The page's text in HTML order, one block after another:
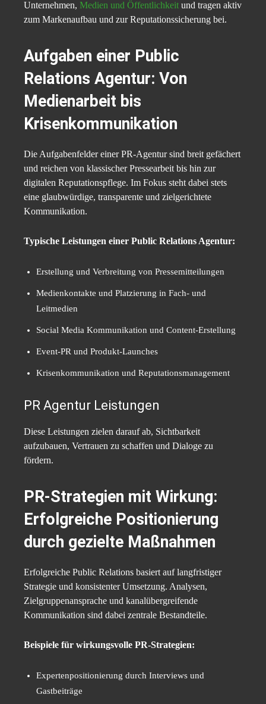
Unternehmen, Medien und Öffentlichkeit und tragen aktiv
zum Markenaufbau und zur Reputationssicherung bei.
Aufgaben einer Public
Relations Agentur: Von
Medienarbeit bis
Krisenkommunikation
Die Aufgabenfelder einer PR-Agentur sind breit gefächert
und reichen von klassischer Pressearbeit bis hin zur
digitalen Reputationspflege. Im Fokus steht dabei stets
eine glaubwürdige, transparente und zielgerichtete
Kommunikation.
Typische Leistungen einer Public Relations Agentur:
Erstellung und Verbreitung von Pressemitteilungen
Medienkontakte und Platzierung in Fach- und
Leitmedien
Social Media Kommunikation und Content-Erstellung
Event-PR und Produkt-Launches
Krisenkommunikation und Reputationsmanagement
PR Agentur Leistungen
Diese Leistungen zielen darauf ab, Sichtbarkeit
aufzubauen, Vertrauen zu schaffen und Dialoge zu
fördern.
PR-Strategien mit Wirkung:
Erfolgreiche Positionierung
durch gezielte Maßnahmen
Erfolgreiche Public Relations basiert auf langfristiger
Strategie und konsistenter Umsetzung. Analysen,
Zielgruppenansprache und kanalübergreifende
Kommunikation sind dabei zentrale Bestandteile.
Beispiele für wirkungsvolle PR-Strategien:
Expertenpositionierung durch Interviews und
Gastbeiträge